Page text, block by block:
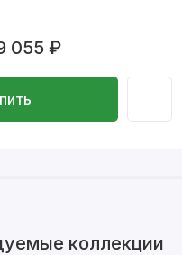
055 ₽
коллекции